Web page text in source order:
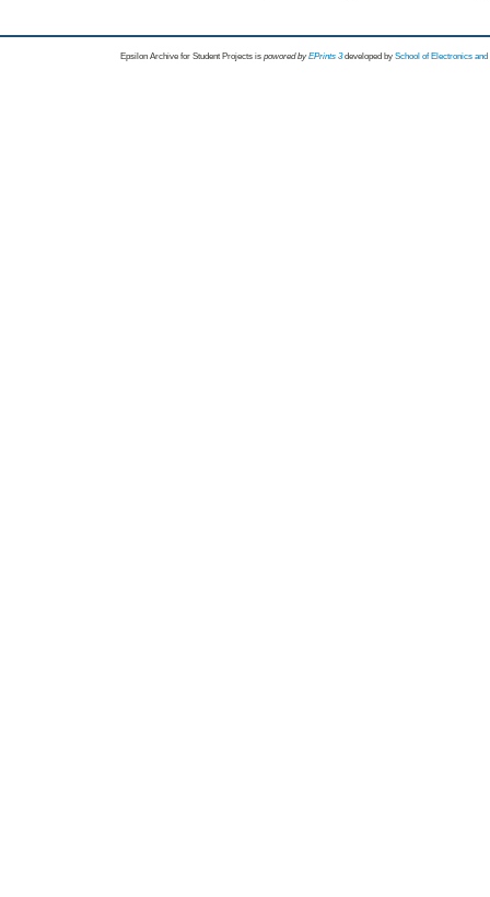
Epsilon Archive for Student Projects is powored byEPrints 3 developed by School of Electronics